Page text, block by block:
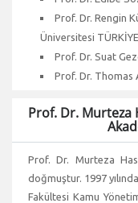
Prof. Dr. Rengin
Üniversitesi TÜRKİYE
Prof. Dr. Suat
Prof. Dr. Thomas
Prof. Dr. Murteza
Prof. Dr. Murteza
doğmuştur. 1997
Fakültesi Kamu